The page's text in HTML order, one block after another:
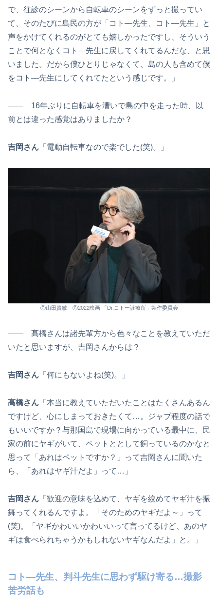
で、往診のシーンから自転車のシーンをずっと撮ってい
て、そのたびに島民の方が「コト―先生、コト―先生」と
声をかけてくれるのがとても嬉しかったですし、そういう
ことで何となくコト―先生に戻してくれてるんだな、と思
いました。だから僕ひとりじゃなくて、島の人も含めて僕
をコト―先生にしてくれてたという感じです。」
―― 16年ぶりに自転車を漕いで島の中を走った時、以
前とは違った感覚はありましたか？
吉岡さん 「電動自転車なので楽でした(笑)。」
Ⓒ山田貴敏 Ⓒ2022映画 「Dr.コトー診療所」製作委員会
―― 髙橋さんは諸先輩方から色々なことを教えていただ
いたと思いますが、吉岡さんからは？
吉岡さん 「何にもないよね(笑)。」
髙橋さん 「本当に教えていただいたことはたくさんあるん
ですけど、心にしまっておきたくて…。ジャブ程度の話で
もいいですか？与那国島で現場に向かっている最中に、民
家の前にヤギがいて、ペットととして飼っているのかなと
思って「あれはペットですか？」って吉岡さんに聞いた
ら、「あれはヤギ汁だよ」って…」
吉岡さん 「歓迎の意味を込めて、ヤギを絞めてヤギ汁を振
舞ってくれるんですよ。「そのためのヤギだよ～」って
(笑)。「ヤギかわいいかわいいって言ってるけど、あのヤ
ギは食べられちゃうかもしれないヤギなんだよ」と。」
コト―先生、判斗先生に思わず駆け寄る…撮影
苦労話も